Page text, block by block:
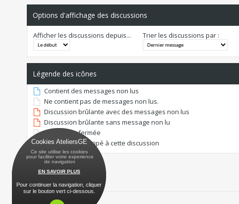
Options d'affichage des discussions
Afficher les discussions depuis... Trier les discussions par :
Légende des icônes
Contient des messages non lus
Ne contient pas de messages non lus.
Discussion brûlante avec des messages non lus
Discussion brûlante sans message non lu
Discussion fermée
Vous avez participé à cette discussion
Cookies AteliersGE
Ce site utilise les cookies
pour faciliter votre experience
de navigation
EN SAVOIR PLUS
Pour continuer la navigation, cliquer
sur le bouton vert ci-dessous.